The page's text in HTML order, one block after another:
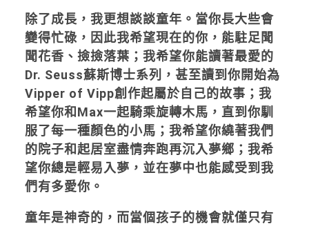
除了成長，我更想談談童年。當你長大些會
變得忙碌，因此我希望現在的你，能駐足聞
聞花香、撿撿落葉；我希望你能讀著最愛的
Dr. Seuss蘇斯博士系列，甚至讀到你開始為
Vipper of Vipp創作起屬於自己的故事；我
希望你和Max一起騎乘旋轉木馬，直到你馴
服了每一種顏色的小馬；我希望你繞著我們
的院子和起居室盡情奔跑再沉入夢鄉；我希
望你總是輕易入夢，並在夢中也能感受到我
們有多愛你。
童年是神奇的，而當個孩子的機會就僅只有